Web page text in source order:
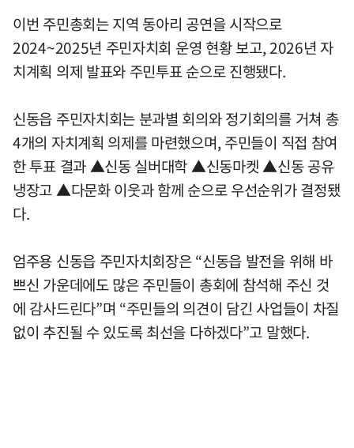
이번 주민총회는 지역 동아리 공연을 시작으로
2024~2025년 주민자치회 운영 현황 보고, 2026년 자
치계획 의제 발표와 주민투표 순으로 진행됐다.
신동읍 주민자치회는 분과별 회의와 정기회의를 거쳐 총
4개의 자치계획 의제를 마련했으며, 주민들이 직접 참여
한 투표 결과 ▲신동 실버대학 ▲신동마켓 ▲신동 공유
냉장고 ▲다문화 이웃과 함께 순으로 우선순위가 결정됐
다.
엄주용 신동읍 주민자치회장은 “신동읍 발전을 위해 바
쁘신 가운데에도 많은 주민들이 총회에 참석해 주신 것
에 감사드린다”며 “주민들의 의견이 담긴 사업들이 차질
없이 추진될 수 있도록 최선을 다하겠다”고 말했다.